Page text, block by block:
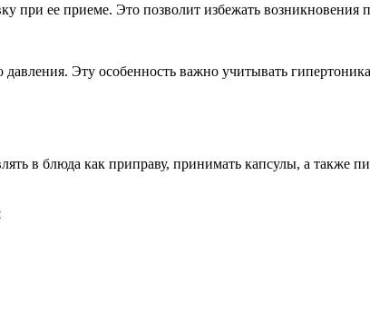
при ее приеме. Это позволит избежать возникновения
Эту особенность важно учитывать
в блюда как приправу, принимать капсулы, а также